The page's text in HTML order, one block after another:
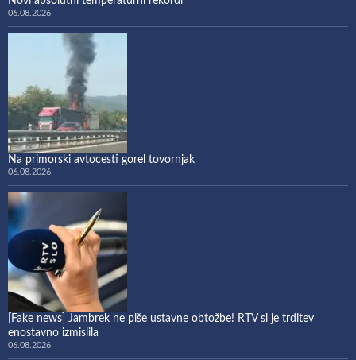
06.08.2026
Na primorski avtocesti gorel tovornjak
06.08.2026
[Fake news] Jambrek ne piše ustavne obtožbe! RTV si je trditev
enostavno izmislila
06.08.2026